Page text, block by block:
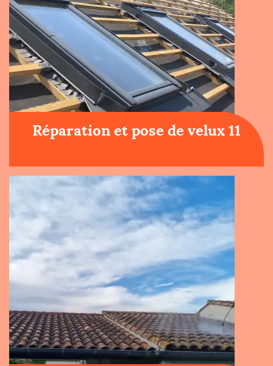
Réparation et pose de velux 11